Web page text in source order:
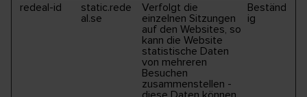
redeal-id
static.rede
al.se
Verfolgt die
einzelnen Sitzungen
auf den Websites, so
kann die Website
statistische Daten
von mehreren
Besuchen
zusammenstellen -
Beständ
ig